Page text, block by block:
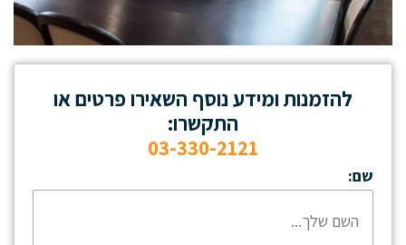
להזמנות ומידע נוסף השאירו פרטים או
התקשרו:
03-330-2121
שם: